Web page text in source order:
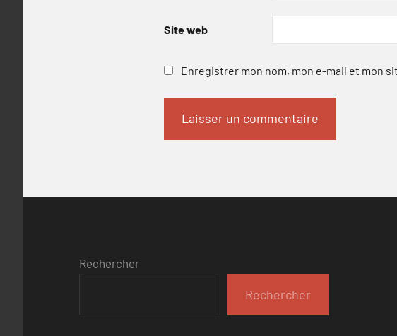
Site web
Enregistrer mon nom, mon e-mail et mon
Rechercher
Rechercher